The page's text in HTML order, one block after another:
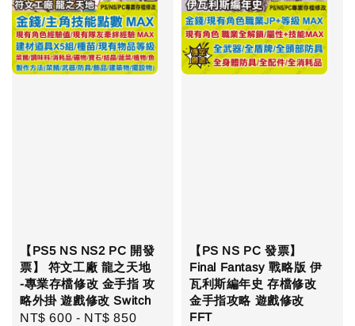
【PS5 NS NS2 PC 開發
票】 符文工廠 龍之天地
-專業存檔修改 金手指 攻
略外掛 遊戲修改 Switch
Regular
NT$ 600 - NT$ 850
【PS NS PC 發票】
Final Fantasy 戰略版 伊
瓦利斯編年史 存檔修改
金手指攻略 遊戲修改
FFT